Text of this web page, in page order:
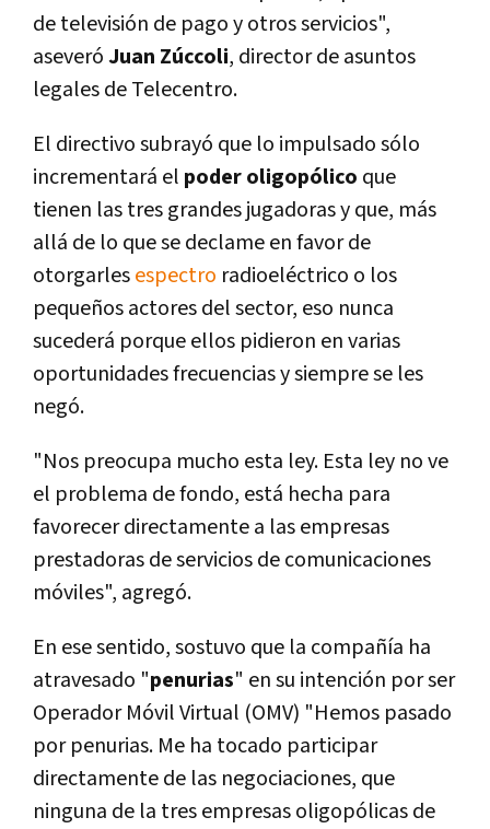
de televisión de pago y otros servicios",
aseveróJuan Zúccoli, director de asuntos
legales de Telecentro.
El directivo subrayó que lo impulsado sólo
incrementará el poder oligopólico que
tienen las tres grandes jugadoras y que, más
allá de lo que se declame en favor de
otorgarlesespectro radioeléctrico o los
pequeños actores del sector, eso nunca
sucederá porque ellos pidieron en varias
oportunidades frecuencias y siempre se les
negó.
"Nos preocupa mucho esta ley. Esta ley no ve
el problema de fondo, está hecha para
favorecer directamente a las empresas
prestadoras de servicios de comunicaciones
móviles", agregó.
En ese sentido, sostuvo que la compañí­a ha
atravesado "penurias" en su intención por ser
Operador Móvil Virtual (OMV) "Hemos pasado
por penurias. Me ha tocado participar
directamente de las negociaciones, que
ninguna de la tres empresas oligopólicas de